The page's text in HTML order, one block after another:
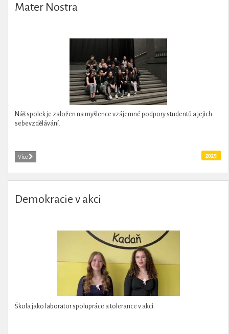
Mater Nostra
Náš spolek je založen na myšlence vzájemné podpory studentů a jejich
sebevzdělávání.
Více 2025
Demokracie v akci
Škola jako laborator spolupráce a tolerance v akci.